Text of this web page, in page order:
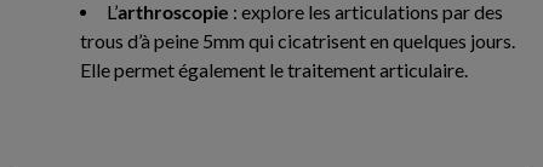
L’arthroscopie : explore les articulations par des
trous d’à peine 5mm qui cicatrisent en quelques jours.
Elle permet également le traitement articulaire.